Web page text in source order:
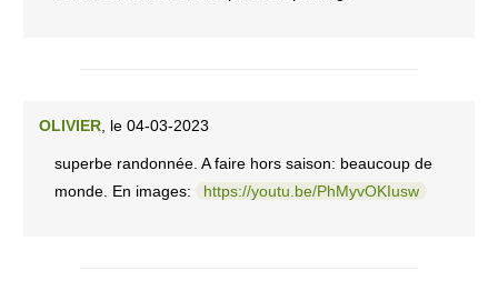
OLIVIER, le 04-03-2023
superbe randonnée. A faire hors saison: beaucoup de
monde. En images:
https://youtu.be/PhMyvOKIusw